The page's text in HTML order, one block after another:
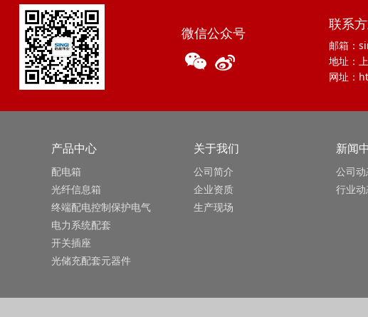
微信公众号
联系
邮箱：
地址：
网址：
产品中心
配电箱
光纤信息箱
终端配电控制保护电气
电力系统配套
开关插座
光储充配套元器件
关于我们
公司简介
企业资质
生产现场
新闻
公司
行业